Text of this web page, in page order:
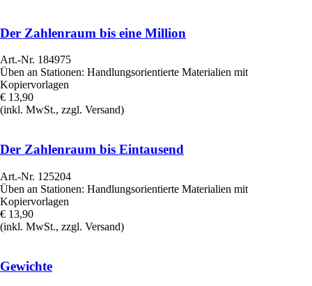
Der Zahlenraum bis eine Million
Art.-Nr. 184975
Üben an Stationen: Handlungsorientierte Materialien mit
Kopiervorlagen
€ 13,90
(inkl. MwSt., zzgl. Versand)
Der Zahlenraum bis Eintausend
Art.-Nr. 125204
Üben an Stationen: Handlungsorientierte Materialien mit
Kopiervorlagen
€ 13,90
(inkl. MwSt., zzgl. Versand)
Gewichte